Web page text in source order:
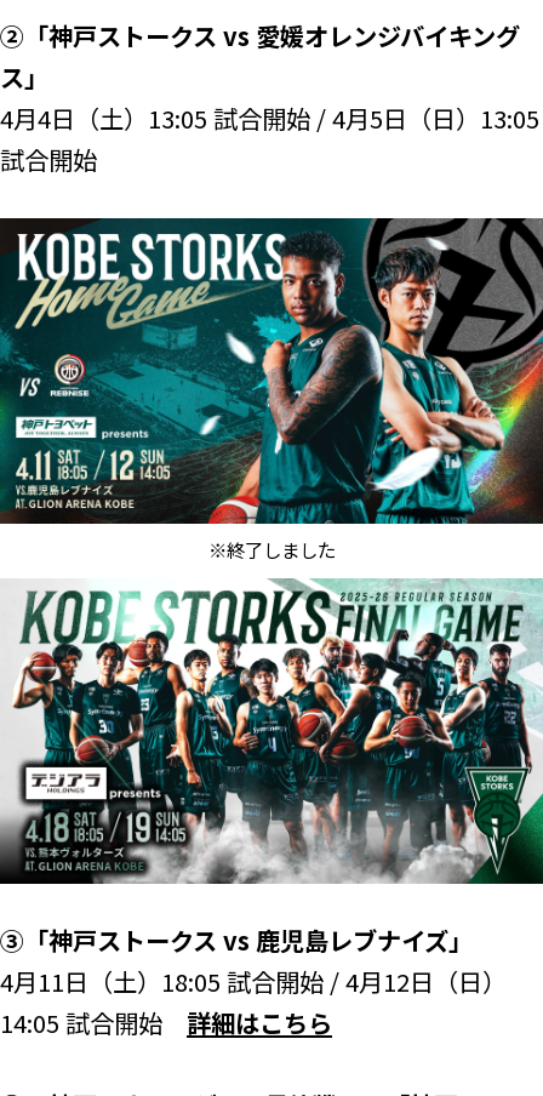
②「神戸ストークス vs 愛媛オレンジバイキング
ス」
4月4日（土）13:05 試合開始 / 4月5日（日）13:05
試合開始
※終了しました
③「神戸ストークス vs 鹿児島レブナイズ」
4月11日（土）18:05 試合開始 / 4月12日（日）
14:05 試合開始 詳細はこちら